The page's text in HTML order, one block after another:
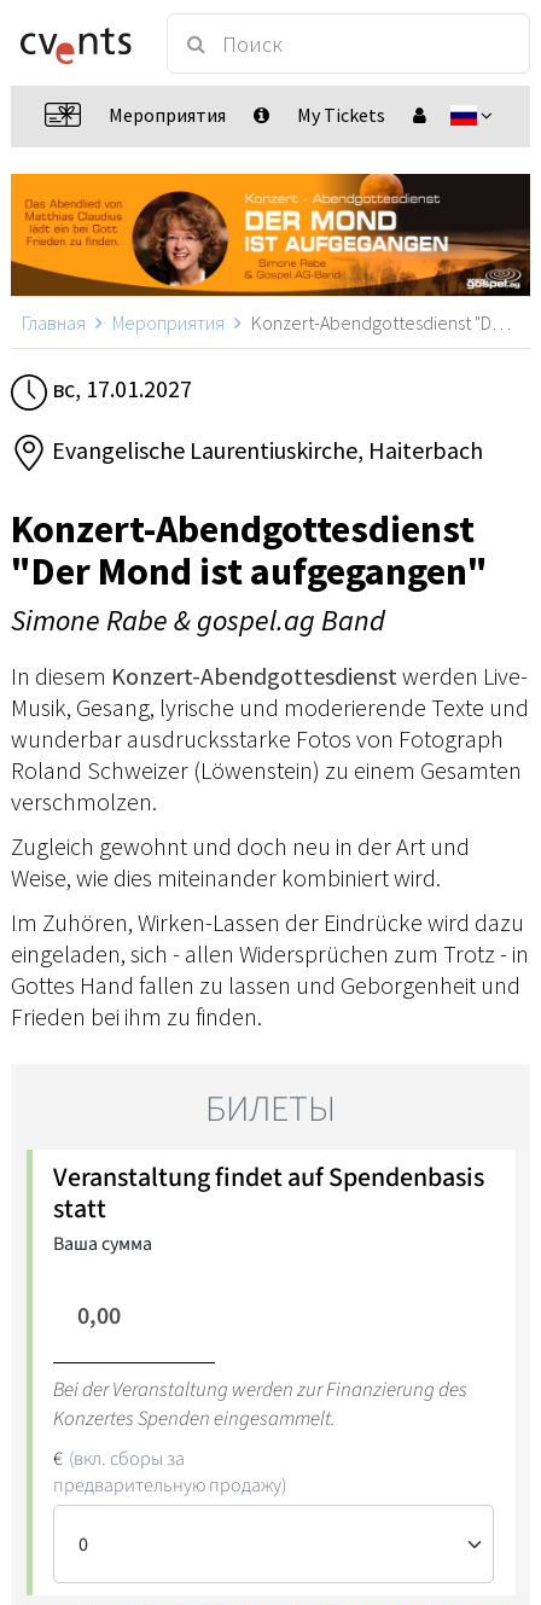
Мероприятия My Tickets
Главная Мероприятия Konzert-Abendgottesdienst "Der Mond ist aufgegangen", Haiterbach
вс, 17.01.2027
Evangelische Laurentiuskirche, Haiterbach
Konzert-Abendgottesdienst
"Der Mond ist aufgegangen"
Simone Rabe & gospel.ag Band
In diesem Konzert-Abendgottesdienst werden Live-
Musik, Gesang, lyrische und moderierende Texte und
wunderbar ausdrucksstarke Fotos von Fotograph
Roland Schweizer (Löwenstein) zu einem Gesamten
verschmolzen.
Zugleich gewohnt und doch neu in der Art und
Weise, wie dies miteinander kombiniert wird.
Im Zuhören, Wirken-Lassen der Eindrücke wird dazu
eingeladen, sich - allen Widersprüchen zum Trotz - in
Gottes Hand fallen zu lassen und Geborgenheit und
Frieden bei ihm zu finden.